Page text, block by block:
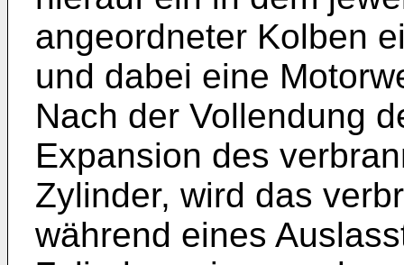
angeordneter Kolben
und dabei eine
Nach der Vollendung
Expansion des
Zylinder, wird das
während eines